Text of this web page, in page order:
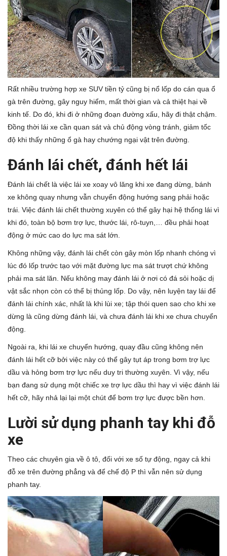
Rất nhiều trường hợp xe SUV tiền tỷ cũng bị nổ lốp do cán qua ổ
gà trên đường, gây nguy hiểm, mất thời gian và cả thiệt hại về
kinh tế. Do đó, khi đi ở những đoạn đường xấu, hãy đi thật chậm.
Đồng thời lái xe cần quan sát và chủ động vòng tránh, giảm tốc
độ khi thấy những ổ gà hay chướng ngại vật trên đường.
Đánh lái chết, đánh hết lái
Đánh lái chết là việc lái xe xoay vô lăng khi xe đang dừng, bánh
xe không quay nhưng vẫn chuyển động hướng sang phải hoặc
trái. Việc đánh lái chết thường xuyên có thể gây hại hệ thống lái vì
khi đó, toàn bộ bơm trợ lực, thước lái, rô-tuyn,… đều phải hoạt
động ở mức cao do lực ma sát lớn.
Không những vậy, đánh lái chết còn gây mòn lốp nhanh chóng vì
lúc đó lốp trước tạo với mặt đường lực ma sát trượt chứ không
phải ma sát lăn. Nếu không may đánh lái ở nơi có đá sỏi hoặc dị
vật sắc nhọn còn có thể bị thủng lốp. Do vậy, nên luyện tay lái để
đánh lái chính xác, nhất là khi lùi xe; tập thói quen sao cho khi xe
dừng là cũng dừng đánh lái, và chưa đánh lái khi xe chưa chuyển
động.
Ngoài ra, khi lái xe chuyển hướng, quay đầu cũng không nên
đánh lái hết cỡ bởi việc này có thể gây tụt áp trong bơm trợ lực
dầu và hỏng bơm trợ lực nếu duy tri thường xuyên. Vì vậy, nếu
bạn đang sử dụng một chiếc xe trợ lực dầu thì hay vì việc đánh lái
hết cỡ, hãy nhả lại lại một chút để bơm trợ lực được bền hơn.
Lười sử dụng phanh tay khi đỗ
xe
Theo các chuyên gia về ô tô, đối với xe số tự động, ngay cả khi
đỗ xe trên đường phẳng và để chế độ P thì vẫn nên sử dụng
phanh tay.